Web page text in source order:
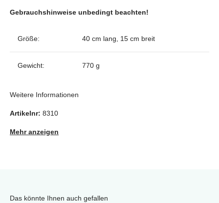
Gebrauchshinweise unbedingt beachten!
Größe: 40 cm lang, 15 cm breit
Gewicht: 770 g
Weitere Informationen
Artikelnr: 8310
Mehr anzeigen
Das könnte Ihnen auch gefallen